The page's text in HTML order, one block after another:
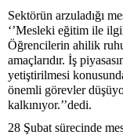
Sektörün arzuladığı
‘’Mesleki eğitim ile
Öğrencilerin ahilik
amaçlarıdır. İş
yetiştirilmesi
önemli görevler
kalkınıyor.’’dedi.
28 Şubat sürecinde